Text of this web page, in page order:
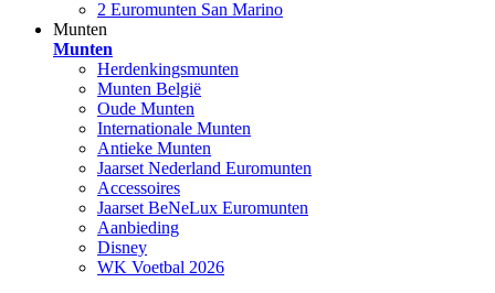
2 Euromunten San Marino
Munten
Munten
Herdenkingsmunten
Munten België
Oude Munten
Internationale Munten
Antieke Munten
Jaarset Nederland Euromunten
Accessoires
Jaarset BeNeLux Euromunten
Aanbieding
Disney
WK Voetbal 2026